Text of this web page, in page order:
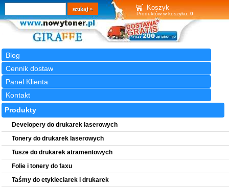
Koszyk
Produktów w koszyku: 0
Blog
Cennik dostaw
Panel Klienta
Kontakt
Wyszukiwarka
szukaj
Produkty
Developery do drukarek laserowych
Tonery do drukarek laserowych
Tusze do drukarek atramentowych
Folie i tonery do faxu
Taśmy do etykieciarek i drukarek